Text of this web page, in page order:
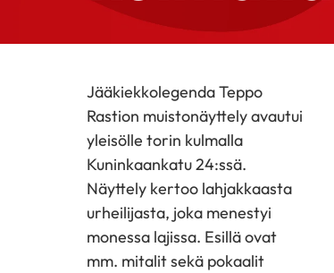
Jääkiekkolegenda Teppo
Rastion muistonäyttely avautui
yleisölle torin kulmalla
Kuninkaankatu 24:ssä.
Näyttely kertoo lahjakkaasta
urheilijasta, joka menestyi
monessa lajissa. Esillä ovat
mm. mitalit sekä pokaalit